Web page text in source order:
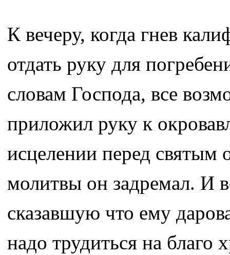
К вечеру, когда гнев
отдать руку для
словам Господа, все
приложил руку к
исцелении перед
молитвы он задремал. И
сказавшую что ему
надо трудиться на